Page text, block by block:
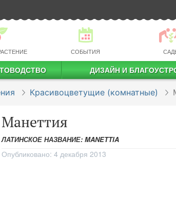
СОБЫТИЯ
ДИЗАЙН И
Красивоцветущие (комнатные)
Манеттия
ЛАТИНСКОЕ НАЗВАНИЕ: MANETTIA
Опубликовано: 4 декабря 2013